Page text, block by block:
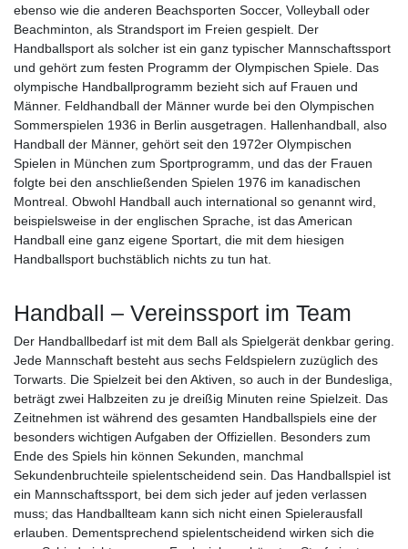
ebenso wie die anderen Beachsporten Soccer, Volleyball oder
Beachminton, als Strandsport im Freien gespielt. Der
Handballsport als solcher ist ein ganz typischer Mannschaftssport
und gehört zum festen Programm der Olympischen Spiele. Das
olympische Handballprogramm bezieht sich auf Frauen und
Männer. Feldhandball der Männer wurde bei den Olympischen
Sommerspielen 1936 in Berlin ausgetragen. Hallenhandball, also
Handball der Männer, gehört seit den 1972er Olympischen
Spielen in München zum Sportprogramm, und das der Frauen
folgte bei den anschließenden Spielen 1976 im kanadischen
Montreal. Obwohl Handball auch international so genannt wird,
beispielsweise in der englischen Sprache, ist das American
Handball eine ganz eigene Sportart, die mit dem hiesigen
Handballsport buchstäblich nichts zu tun hat.
Handball – Vereinssport im Team
Der Handballbedarf ist mit dem Ball als Spielgerät denkbar gering.
Jede Mannschaft besteht aus sechs Feldspielern zuzüglich des
Torwarts. Die Spielzeit bei den Aktiven, so auch in der Bundesliga,
beträgt zwei Halbzeiten zu je dreißig Minuten reine Spielzeit. Das
Zeitnehmen ist während des gesamten Handballspiels eine der
besonders wichtigen Aufgaben der Offiziellen. Besonders zum
Ende des Spiels hin können Sekunden, manchmal
Sekundenbruchteile spielentscheidend sein. Das Handballspiel ist
ein Mannschaftssport, bei dem sich jeder auf jeden verlassen
muss; das Handballteam kann sich nicht einen Spielerausfall
erlauben. Dementsprechend spielentscheidend wirken sich die